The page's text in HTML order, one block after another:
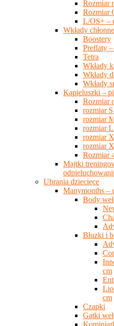
Rozmiar
Rozmiar
L/OS+ –
Wkłady chłonne
Boostery
Preflaty
Tetra
Wkłady
Wkłady
Wkłady
Kąpieluszki –
Rozmiar
rozmiar
rozmiar
rozmiar
rozmiar
rozmiar
Rozmiar
Majtki
Ubrania dziecięce
Manymonths –
Body
Bluzki i
cm
cm
Czapki
Gatki